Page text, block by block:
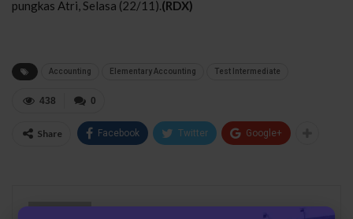
pungkas Atri, Selasa (22/11).(RDX)
Accounting Elementary Accounting Test Intermediate
0
438
Share Facebook Twitter Google+
1 Comments